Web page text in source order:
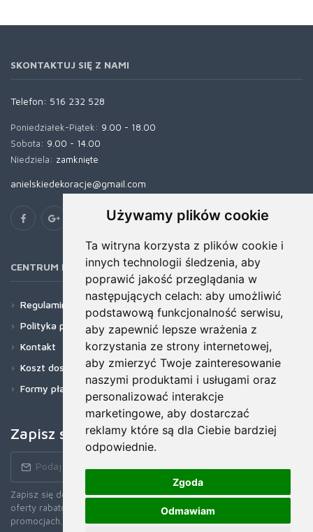
Używamy plików cookie
Ta witryna korzysta z plików cookie i
innych technologii śledzenia, aby
poprawić jakość przeglądania w
następujących celach: aby umożliwić
podstawową funkcjonalność serwisu,
aby zapewnić lepsze wrażenia z
korzystania ze strony internetowej,
aby zmierzyć Twoje zainteresowanie
naszymi produktami i usługami oraz
personalizować interakcje
marketingowe, aby dostarczać
reklamy które są dla Ciebie bardziej
odpowiednie.
Zgoda
Odmawiam
SKONTAKTUJ SIĘ Z NAMI
Telefon: 516 232 528
Poniedziałek-Piątek: 9.00 - 18.00
Sobota: 9.00 - 14.00
Niedziela: zamknięte
anielskiedekoracje@gmail.com
CENTRUM POMOCY
Regulamin
Polityka prywatności
Kontakt
Koszt dostawy
Formy płatności
Zapisz się do newslettera!
Zapisz się do naszego Newslettera, aby otrzymywać wczesne
oferty rabatowe, najnowsze wiadomości, informacje o sprzedaży i
promocjach.